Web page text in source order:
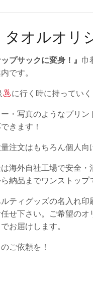
タオルオリ
プサックに変身！』 巾
です。
に行く時に持ってい
・写真のようなプリ
きます！
注文はもちろん個人
海外自社工場で安全・
納品までワンストップ
ティグッズの名入れ
せ下さい。ご希望の
お届けします。
ご依頼を！